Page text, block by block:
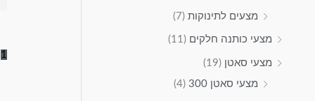
מצעים לתינוקות (7)
מצעי כותנה חלקים (11)
מצעי סאטן (19)
מצעי סאטן 300
(4)
1